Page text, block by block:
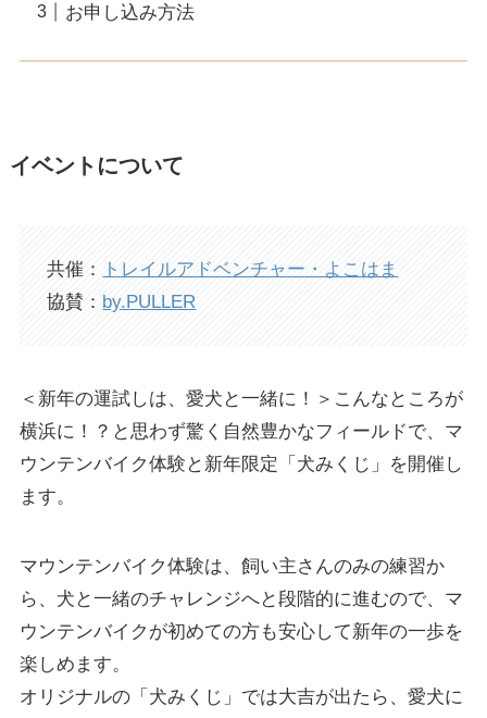
お申し込み方法
イベントについて
共催：
トレイルアドベンチャー・よこはま
協賛： by.PULLER
＜新年の運試しは、愛犬と一緒に！＞こんなところが
横浜に！？と思わず驚く自然豊かなフィールドで、マ
ウンテンバイク体験と新年限定「犬みくじ」を開催し
ます。
マウンテンバイク体験は、飼い主さんのみの練習か
ら、犬と一緒のチャレンジへと段階的に進むので、マ
ウンテンバイクが初めての方も安心して新年の一歩を
楽しめます。
オリジナルの「犬みくじ」では大吉が出たら、愛犬に